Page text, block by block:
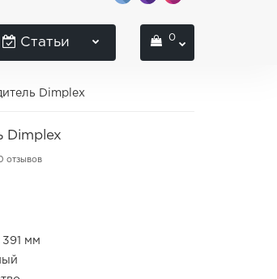
Статьи 0
Dimplex
Dimplex
отзывов
391 мм